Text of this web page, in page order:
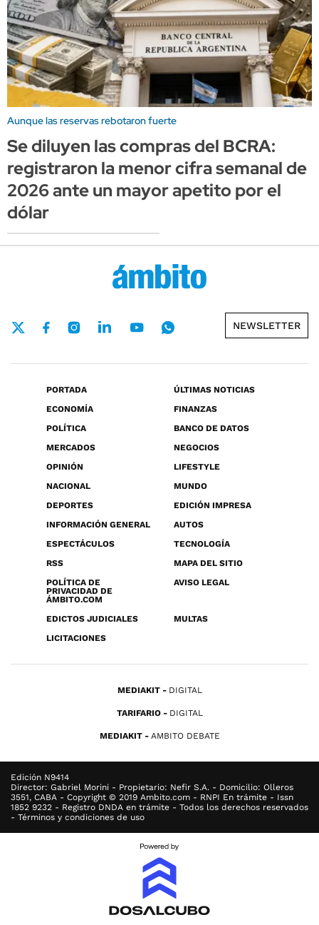
Aunque las reservas rebotaron fuerte
Se diluyen las compras del BCRA:
registraron la menor cifra semanal de
2026 ante un mayor apetito por el
dólar
NEWSLETTER
PORTADA
ÚLTIMAS NOTICIAS
ECONOMÍA
FINANZAS
POLÍTICA
BANCO DE DATOS
MERCADOS
NEGOCIOS
OPINIÓN
LIFESTYLE
NACIONAL
MUNDO
DEPORTES
EDICIÓN IMPRESA
INFORMACIÓN GENERAL
AUTOS
ESPECTÁCULOS
TECNOLOGÍA
RSS
MAPA DEL SITIO
POLÍTICA DE
PRIVACIDAD DE
ÁMBITO.COM
AVISO LEGAL
EDICTOS JUDICIALES
MULTAS
LICITACIONES
MEDIAKIT DIGITAL
TARIFARIO DIGITAL
MEDIAKIT AMBITO DEBATE
Edición N9414
Director: Gabriel Morini - Propietario: Nefir S.A. - Domicilio: Olleros
3551, CABA - Copyright © 2019 Ambito.com - RNPI En trámite - Issn
1852 9232 - Registro DNDA en trámite - Todos los derechos reservados
- Términos y condiciones de uso